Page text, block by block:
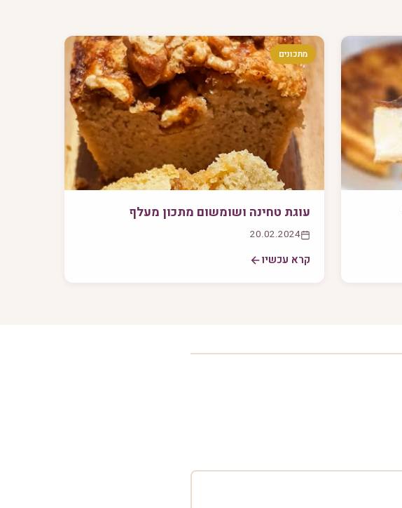
מתכונים
עוגת טחינה ושומשום מתכון מעלף
20.02.2024
קרא עכשיו